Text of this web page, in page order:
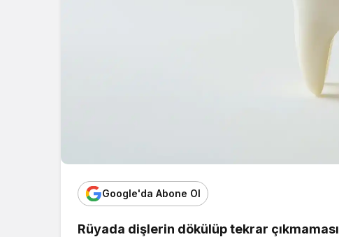
Google'da Abone Ol
Rüyada dişlerin dökülüp tekrar çıkmaması